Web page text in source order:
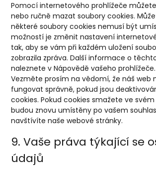
Pomocí internetového prohlížeče
nebo ručně mazat soubory cookies.
některé soubory cookies nemusí být
možností je změnit nastavení
tak, aby se vám při každém uložení
zobrazila zpráva. Další informace o
naleznete v Nápovědě vašeho prohlížeče.
Vezměte prosím na vědomí, že náš web
fungovat správně, pokud jsou
cookies. Pokud cookies smažete ve
budou znovu umístěny po vašem
navštívíte naše webové stránky.
9. Vaše práva týkající se
údajů